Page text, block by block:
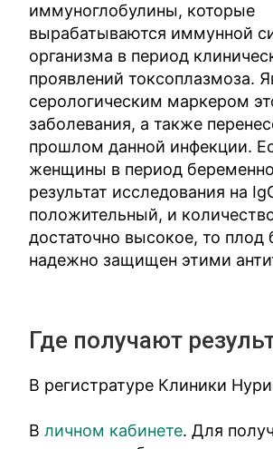
иммуноглобулины, которые
вырабатываются иммунной
организма в период
проявлений токсоплазмоза.
серологическим маркером
заболевания, а также
прошлом данной инфекции.
женщины в период
результат исследования на
положительный, и
достаточно высокое, то плод
надежно защищен этими
Где получают
В регистратуре Клиники
Вличном кабинете. Для